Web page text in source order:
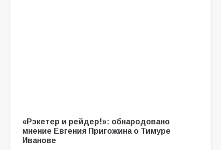
«Рэкетер и рейдер!»: обнародовано
мнение Евгения Пригожина о Тимуре
Иванове